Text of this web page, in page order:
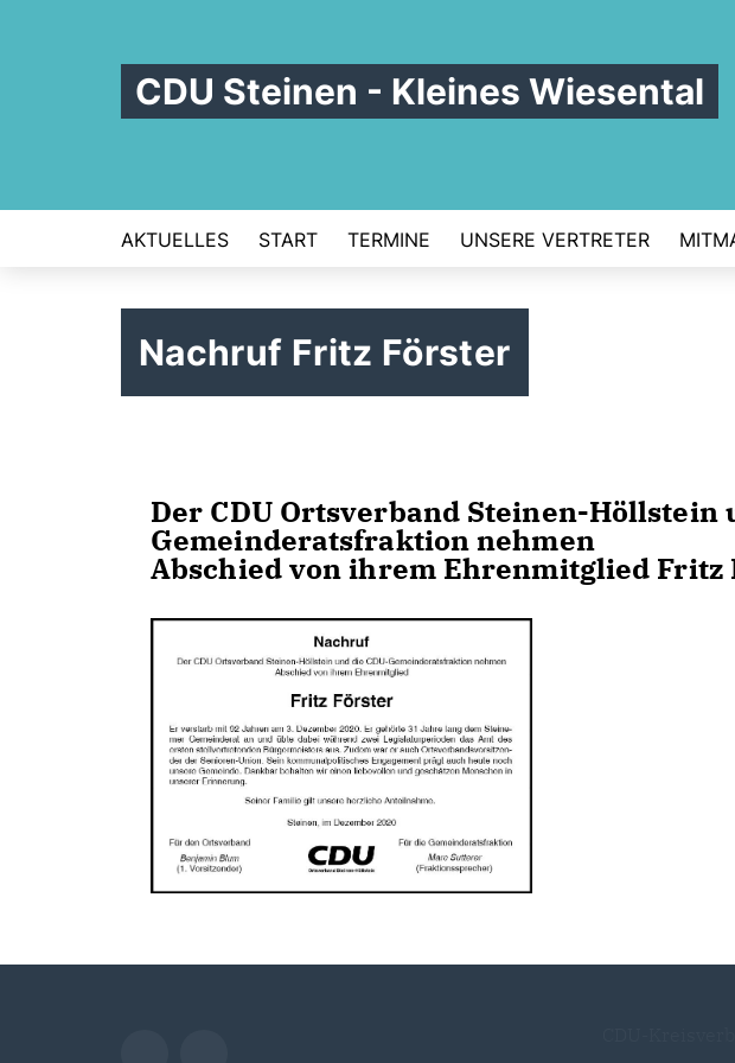
CDU Steinen - Kleines Wiesental
AKTUELLES START TERMINE UNSERE VERTRETER
Nachruf Fritz Förster
Der CDU Ortsverband Steinen-Höllstein
Gemeinderatsfraktion nehmen
Abschied von ihrem Ehrenmitglied Fritz